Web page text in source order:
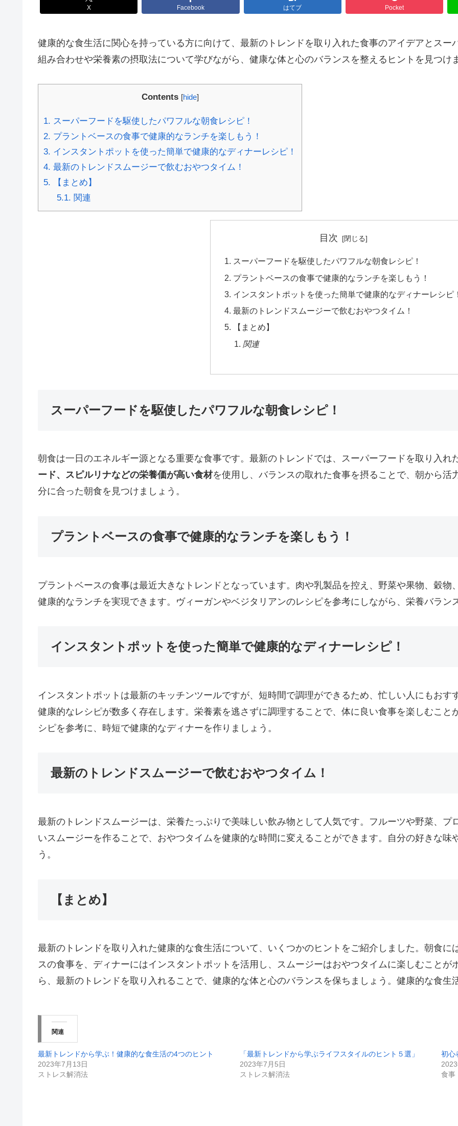
X Facebook はてブ Pocket
健康的な食生活に関心を持っている方に向けて、最新のトレンドを取り入れた食事のアイデアとス
組み合わせや栄養素の摂取法について学びながら、健康な体と心のバランスを整えるヒントを見つけ
Contents [hide]
1. スーパーフードを駆使したパワフルな朝食レシピ！
2. プラントベースの食事で健康的なランチを楽しもう！
3. インスタントポットを使った簡単で健康的なディナーレシピ！
4. 最新のトレンドスムージーで飲むおやつタイム！
5. 【まとめ】
5.1. 関連
目次
スーパーフードを駆使したパワフルな朝食レシピ！
プラントベースの食事で健康的なランチを楽しもう！
インスタントポットを使った簡単で健康的なディナーレシピ
最新のトレンドスムージーで飲むおやつタイム！
【まとめ】
関連
スーパーフードを駆使したパワフルな朝食レシピ！
朝食は一日のエネルギー源となる重要な食事です。最新のトレンドでは、スーパーフードを取り入れ
ード、スピルリナなどの栄養価が高い食材を使用し、バランスの取れた食事を摂ることで、朝から
分に合った朝食を見つけましょう。
プラントベースの食事で健康的なランチを楽しもう！
プラントベースの食事は最近大きなトレンドとなっています。肉や乳製品を控え、野菜や果物、穀
健康的なランチを実現できます。ヴィーガンやベジタリアンのレシピを参考にしながら、栄養バラン
インスタントポットを使った簡単で健康的なディナーレシピ！
インスタントポットは最新のキッチンツールですが、短時間で調理ができるため、忙しい人にもお
健康的なレシピが数多く存在します。栄養素を逃さずに調理することで、体に良い食事を楽しむこ
シピを参考に、時短で健康的なディナーを作りましょう。
最新のトレンドスムージーで飲むおやつタイム！
最新のトレンドスムージーは、栄養たっぷりで美味しい飲み物として人気です。フルーツや野菜、
いスムージーを作ることで、おやつタイムを健康的な時間に変えることができます。自分の好きな
う。
【まとめ】
最新のトレンドを取り入れた健康的な食生活について、いくつかのヒントをご紹介しました。朝食
スの食事を、ディナーにはインスタントポットを活用し、スムージーはおやつタイムに楽しむこと
ら、最新のトレンドを取り入れることで、健康的な体と心のバランスを保ちましょう。健康的な食
関連
最新トレンドから学ぶ！健康的な食生活の4つのヒント
2023年7月13日
ストレス解消法
「最新トレンドから学ぶライフスタイルのヒント５選」
2023年7月5日
ストレス解消法
初心
食事